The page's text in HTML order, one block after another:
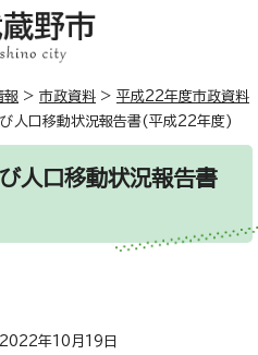
報 > 市政資料 > 平成22年度市政資料
人口移動状況報告書(平成22年度)
人口移動状況報告書
年10月19日